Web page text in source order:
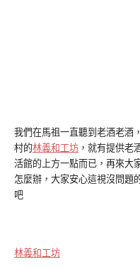
我們在馬祖一直聽到老酒老酒
村的林義和工坊 ，就有提供老
活館的上方一點而已，再來大
怎麼辦，大家安心這視沒問題
吧
林義和工坊